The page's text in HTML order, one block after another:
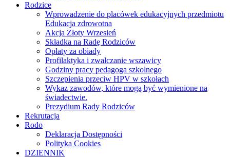
Rodzice
Wprowadzenie do placówek edukacyjnych przedmiotu
Edukacja zdrowotna
Akcja Złoty Wrzesień
Składka na Radę Rodziców
Opłaty za obiady
Profilaktyka i zwalczanie wszawicy
Godziny pracy pedagoga szkolnego
Szczepienia przeciw HPV w szkołach
Wykaz zawodów, które mogą być wymienione na
świadectwie.
Prezydium Rady Rodziców
Rekrutacja
Rodo
Deklaracja Dostępności
Polityka Cookies
DZIENNIK